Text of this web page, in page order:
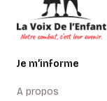
Je m’informe
A propos